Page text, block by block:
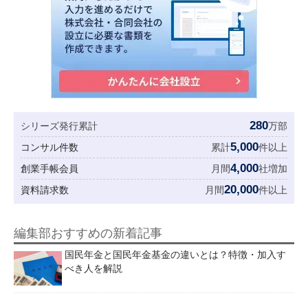
シリーズ発行累計 280万部
コンサル件数
累計5,000件以上
創業手帳会員
月間4,000社増加
資料請求数
月間20,000件以上
編集部おすすめの新着記事
国民年金と国民年金基金の違いとは？特徴・加入す
べき人を解説